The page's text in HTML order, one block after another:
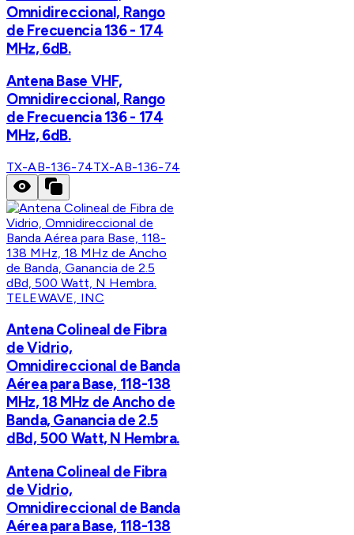
Omnidireccional, Rango
de Frecuencia 136 - 174
MHz, 6dB.
Antena Base VHF,
Omnidireccional, Rango
de Frecuencia 136 - 174
MHz, 6dB.
TX-AB-136-74TX-AB-136-74
TELEWAVE, INC
Antena Colineal de Fibra
de Vidrio,
Omnidireccional de Banda
Aérea para Base, 118-138
MHz, 18 MHz de Ancho de
Banda, Ganancia de 2.5
dBd, 500 Watt, N Hembra.
Antena Colineal de Fibra
de Vidrio,
Omnidireccional de Banda
Aérea para Base, 118-138